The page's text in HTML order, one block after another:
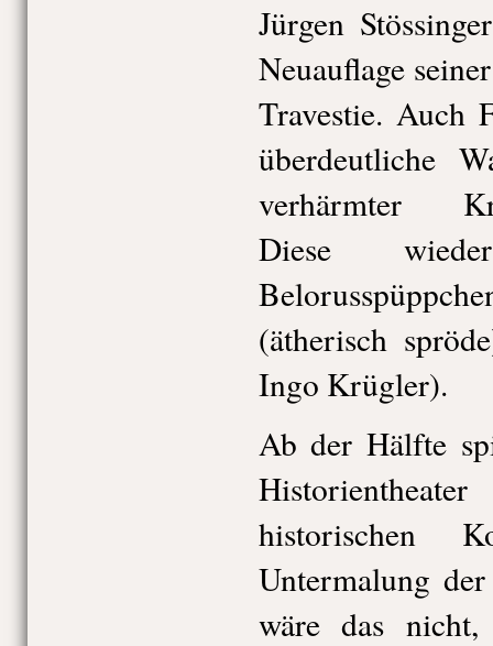
Jürgen
Neuauflage
Travestie. Auch
überdeutliche
verhärmter
Diese
(ätherisch
Ingo Krügler).
Ab der Hälfte
historischen
Untermalung
wäre das